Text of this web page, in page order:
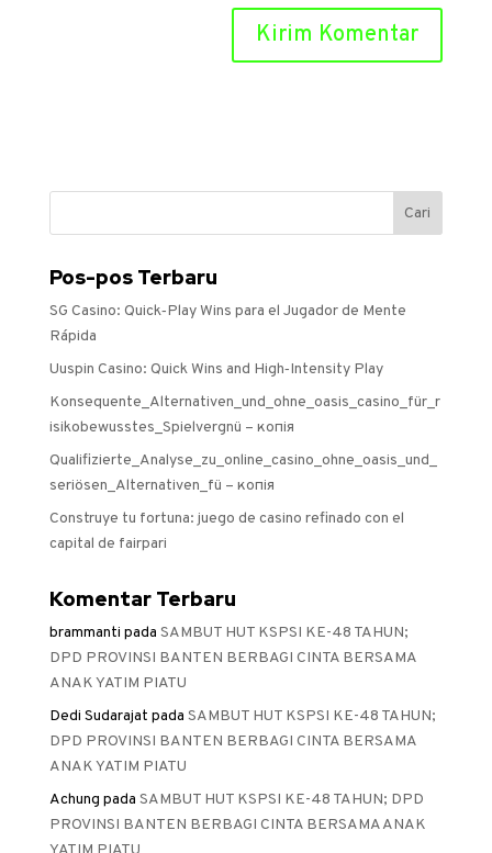
Pos-pos Terbaru
SG Casino: Quick‑Play Wins para el Jugador de Mente
Rápida
Uuspin Casino: Quick Wins and High‑Intensity Play
Konsequente_Alternativen_und_ohne_oasis_casino_für_r
isikobewusstes_Spielvergnü – копія
Qualifizierte_Analyse_zu_online_casino_ohne_oasis_und_
seriösen_Alternativen_fü – копія
Construye tu fortuna: juego de casino refinado con el
capital de fairpari
Komentar Terbaru
brammanti pada SAMBUT HUT KSPSI KE-48 TAHUN;
DPD PROVINSI BANTEN BERBAGI CINTA BERSAMA
ANAK YATIM PIATU
Dedi Sudarajat pada SAMBUT HUT KSPSI KE-48 TAHUN;
DPD PROVINSI BANTEN BERBAGI CINTA BERSAMA
ANAK YATIM PIATU
Achung pada SAMBUT HUT KSPSI KE-48 TAHUN; DPD
PROVINSI BANTEN BERBAGI CINTA BERSAMA ANAK